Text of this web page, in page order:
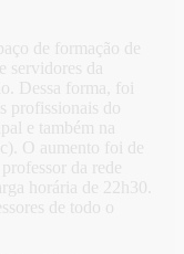
de formação de
servidores da
Dessa forma, foi
profissionais do
e também na
O aumento foi de
da rede
horária de 22h30.
de todo o